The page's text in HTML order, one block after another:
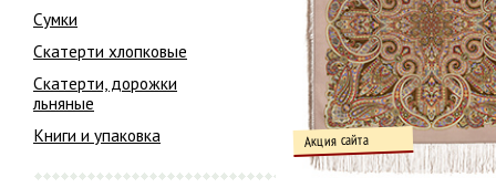
Сумки
Скатерти хлопковые
Скатерти, дорожки
льняные
Книги и упаковка
Акция сайта